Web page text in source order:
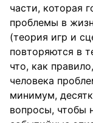
части, которая
проблемы в
(теория игр и
повторяются в
что, как
человека
минимум,
вопросы, чтобы